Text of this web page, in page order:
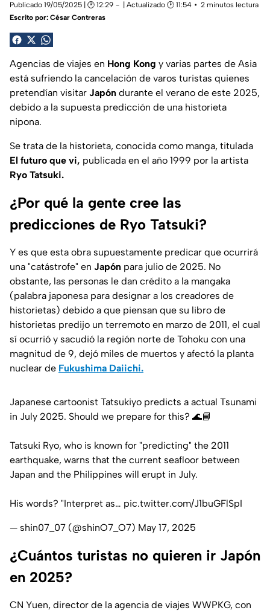
Publicado 19/05/2025 | 🕑 12:29 | Actualizado 🕑 11:54
2 minutos lectura
Escrito por: César Contreras
Agencias de viajes en Hong Kong y varias partes de Asia
está sufriendo la cancelación de varos turistas quienes
pretendían visitar Japón durante el verano de este 2025,
debido a la supuesta predicción de una historieta
nipona.
Se trata de la historieta, conocida como manga, titulada
El futuro que vi, publicada en el año 1999 por la artista
Ryo Tatsuki.
¿Por qué la gente cree las
predicciones de Ryo Tatsuki?
Y es que esta obra supuestamente predicar que ocurrirá
una "catástrofe" en Japón para julio de 2025. No
obstante, las personas le dan crédito a la mangaka
(palabra japonesa para designar a los creadores de
historietas) debido a que piensan que su libro de
historietas predijo un terremoto en marzo de 2011, el cual
sí ocurrió y sacudió la región norte de Tohoku con una
magnitud de 9, dejó miles de muertos y afectó la planta
nuclear de Fukushima Daiichi.
Japanese cartoonist Tatsukiyo predicts a actual Tsunami
in July 2025. Should we prepare for this? 🌊📘
Tatsuki Ryo, who is known for "predicting" the 2011
earthquake, warns that the current seafloor between
Japan and the Philippines will erupt in July.
His words? "Interpret as… pic.twitter.com/J1buGFlSpI
— shin07_07 (@shinO7_O7) May 17, 2025
¿Cuántos turistas no quieren ir Japón
en 2025?
CN Yuen, director de la agencia de viajes WWPKG, con